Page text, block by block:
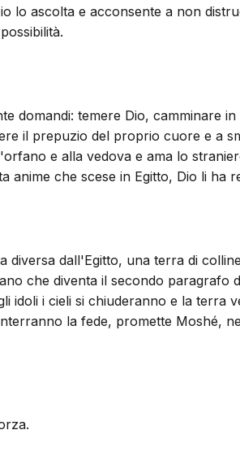
lo ascolta e acconsente a non
domandi: temere Dio, camminare
il prepuzio del proprio cuore e a
e alla vedova e ama lo
che scese in Egitto, Dio li ha
dall'Egitto, una terra di
che diventa il secondo paragrafo
i cieli si chiuderanno e la terra
la fede, promette Moshé,